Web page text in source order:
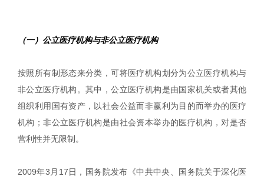
（一）公立医疗机构与非公立医疗机构
按照所有制形态来分类，可将医疗机构划分为公立医疗机构与
非公立医疗机构。其中，公立医疗机构是由国家机关或者其他
组织利用国有资产，以社会公益而非赢利为目的而举办的医疗
机构；非公立医疗机构是由社会资本举办的医疗机构，对是否
营利性并无限制。
2009年3月17日，国务院发布《中共中央、国务院关于深化医